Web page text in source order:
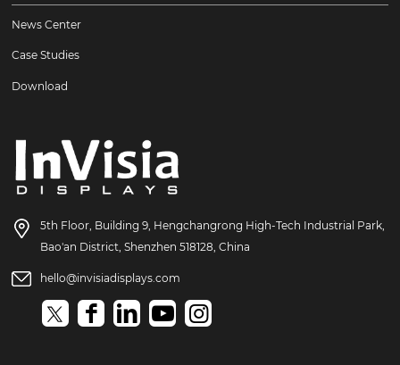
News Center
Case Studies
Download
5th Floor, Building 9, Hengchangrong High-Tech Industrial Park,
Bao'an District, Shenzhen 518128, China
hello@invisiadisplays.com